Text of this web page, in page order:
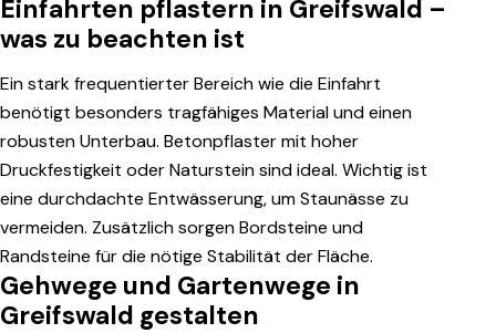
Einfahrten pflastern in Greifswald –
was zu beachten ist
Ein stark frequentierter Bereich wie die Einfahrt
benötigt besonders tragfähiges Material und einen
robusten Unterbau. Betonpflaster mit hoher
Druckfestigkeit oder Naturstein sind ideal. Wichtig ist
eine durchdachte Entwässerung, um Staunässe zu
vermeiden. Zusätzlich sorgen Bordsteine und
Randsteine für die nötige Stabilität der Fläche.
Gehwege und Gartenwege in
Greifswald gestalten